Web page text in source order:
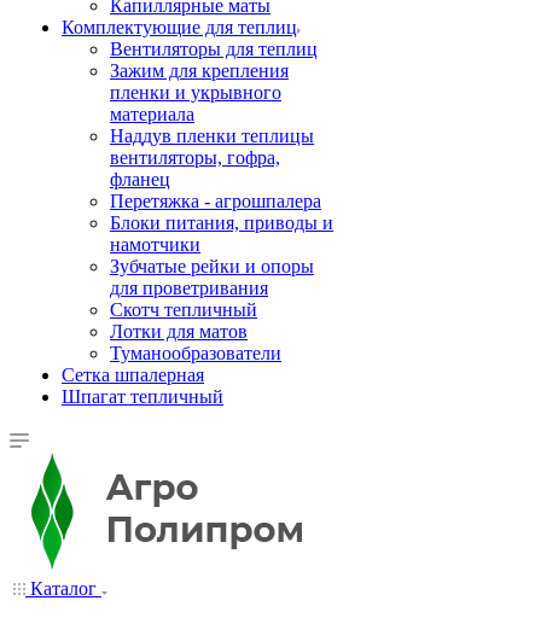
Капиллярные маты
Комплектующие для теплиц
Вентиляторы для теплиц
Зажим для крепления
пленки и укрывного
материала
Наддув пленки теплицы
вентиляторы, гофра,
фланец
Перетяжка - агрошпалера
Блоки питания, приводы и
намотчики
Зубчатые рейки и опоры
для проветривания
Скотч тепличный
Лотки для матов
Туманообразователи
Сетка шпалерная
Шпагат тепличный
Каталог